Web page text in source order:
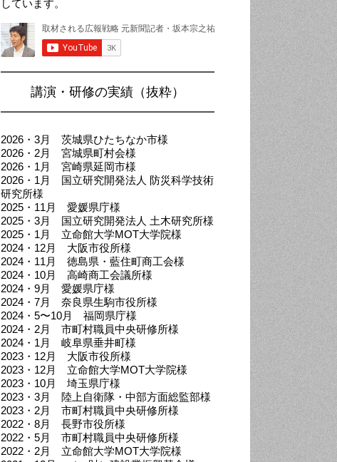
しています。
講演・研修の実績（抜粋）
2026・3月 茨城県ひたちなか市様
2026・2月 宮城県町村会様
2026・1月 宮崎県延岡市様
2026・1月 国立研究開発法人 防災科学技術
研究所様
2025・11月 愛媛県庁様
2025・3月 国立研究開発法人 土木研究所様
2025・1月 立命館大学MOT大学院様
2024・12月 大阪市役所様
2024・11月 徳島県・藍住町商工会様
2024・10月 高崎商工会議所様
2024・9月 愛媛県庁様
2024・7月 奈良県生駒市役所様
2024・5〜10月 福岡県庁様
2024・2月 市町村職員中央研修所様
2024・1月 岐阜県垂井町様
2023・12月 大阪市役所様
2023・12月 立命館大学MOT大学院様
2023・10月 埼玉県庁様
2023・3月 陸上自衛隊・中部方面総監部様
2023・2月 市町村職員中央研修所様
2022・8月 長野市役所様
2022・5月 市町村職員中央研修所様
2022・2月 立命館大学MOT大学院様